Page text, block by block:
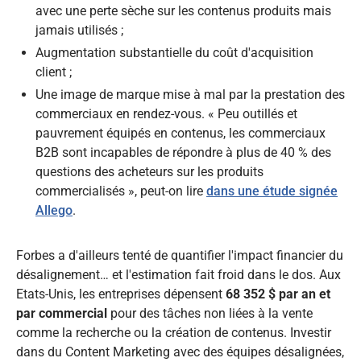
avec une perte sèche sur les contenus produits mais
jamais utilisés ;
Augmentation substantielle du coût d'acquisition
client ;
Une image de marque mise à mal par la prestation des
commerciaux en rendez-vous. « Peu outillés et
pauvrement équipés en contenus, les commerciaux
B2B sont incapables de répondre à plus de 40 % des
questions des acheteurs sur les produits
commercialisés », peut-on lire dans une étude signée
Allego.
Forbes a d'ailleurs tenté de quantifier l'impact financier du
désalignement… et l'estimation fait froid dans le dos. Aux
Etats-Unis, les entreprises dépensent 68 352 $ par an et
par commercial pour des tâches non liées à la vente
comme la recherche ou la création de contenus. Investir
dans du Content Marketing avec des équipes désalignées,